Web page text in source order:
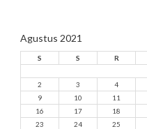
Agustus 2021
S S R
2
3 4
9
10 11
16
17 18
23
24 25